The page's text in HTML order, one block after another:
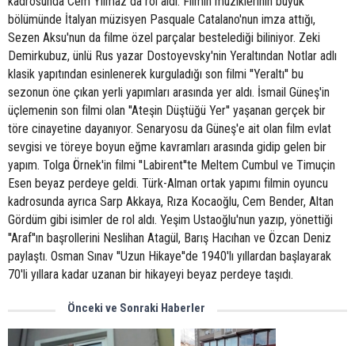
bölümünde İtalyan müzisyen Pasquale Catalano'nun imza attığı,
Sezen Aksu'nun da filme özel parçalar bestelediği biliniyor. Zeki
Demirkubuz, ünlü Rus yazar Dostoyevsky'nin Yeraltından Notlar adlı
klasik yapıtından esinlenerek kurguladığı son filmi ''Yeraltı'' bu
sezonun öne çıkan yerli yapımları arasında yer aldı. İsmail Güneş'in
üçlemenin son filmi olan ''Ateşin Düştüğü Yer'' yaşanan gerçek bir
töre cinayetine dayanıyor. Senaryosu da Güneş'e ait olan film evlat
sevgisi ve töreye boyun eğme kavramları arasında gidip gelen bir
yapım. Tolga Örnek'in filmi ''Labirent''te Meltem Cumbul ve Timuçin
Esen beyaz perdeye geldi. Türk-Alman ortak yapımı filmin oyuncu
kadrosunda ayrıca Sarp Akkaya, Rıza Kocaoğlu, Cem Bender, Altan
Gördüm gibi isimler de rol aldı. Yeşim Ustaoğlu'nun yazıp, yönettiği
''Araf''ın başrollerini Neslihan Atagül, Barış Hacıhan ve Özcan Deniz
paylaştı. Osman Sınav ''Uzun Hikaye''de 1940'lı yıllardan başlayarak
70'li yıllara kadar uzanan bir hikayeyi beyaz perdeye taşıdı.
Önceki ve Sonraki Haberler